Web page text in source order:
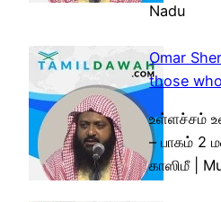
Nadu
Omar
those
உள்ளச்சம்
– பாகம் 2
காஸிமீ |